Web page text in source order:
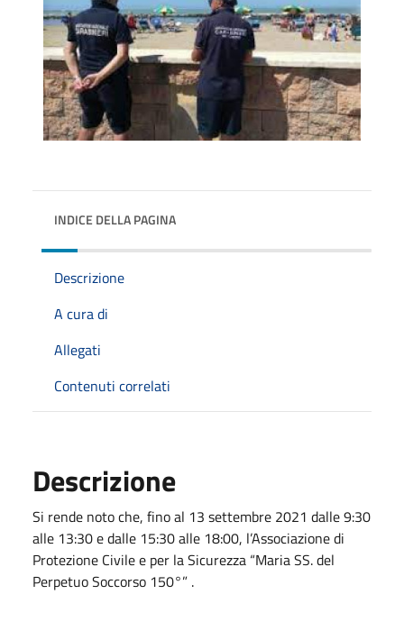
INDICE DELLA PAGINA
Descrizione
A cura di
Allegati
Contenuti correlati
Descrizione
Si rende noto che, fino al 13 settembre 2021 dalle 9:30
alle 13:30 e dalle 15:30 alle 18:00, l’Associazione di
Protezione Civile e per la Sicurezza “Maria SS. del
Perpetuo Soccorso 150°” .